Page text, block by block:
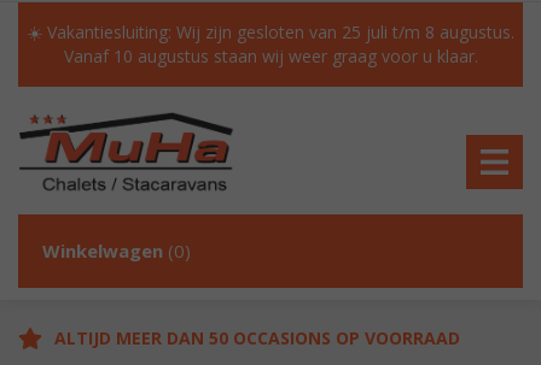
☀️ Vakantiesluiting: Wij zijn gesloten van 25 juli t/m 8 augustus.
Vanaf 10 augustus staan wij weer graag voor u klaar.
Winkelwagen (0)
ALTIJD MEER DAN 50 OCCASIONS OP VOORRAAD